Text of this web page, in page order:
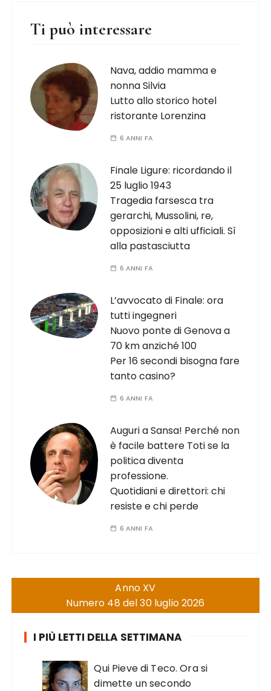
Ti può interessare
Nava, addio mamma e
nonna Silvia
Lutto allo storico hotel
ristorante Lorenzina
6 ANNI FA
Finale Ligure: ricordando il
25 luglio 1943
Tragedia farsesca tra
gerarchi, Mussolini, re,
opposizioni e alti ufficiali. Sì
alla pastasciutta
6 ANNI FA
L’avvocato di Finale: ora
tutti ingegneri
Nuovo ponte di Genova a
70 km anziché 100
Per 16 secondi bisogna fare
tanto casino?
6 ANNI FA
Auguri a Sansa! Perché non
è facile battere Toti se la
politica diventa
professione.
Quotidiani e direttori: chi
resiste e chi perde
6 ANNI FA
Anno XV
Numero 48 del 30 luglio 2026
I PIÙ LETTI DELLA SETTIMANA
Qui Pieve di Teco. Ora si
dimette un secondo